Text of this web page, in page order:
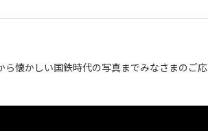
懐かしい国鉄時代の写真までみなさまのご応